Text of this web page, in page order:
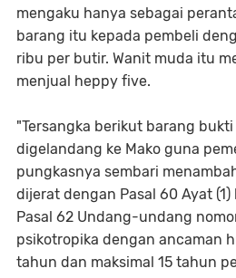
mengaku hanya sebagai
barang itu kepada pembeli
ribu per butir. Wanit muda itu
menjual heppy five.
"Tersangka berikut barang
digelandang ke Mako guna
pungkasnya sembari
dijerat dengan Pasal 60 Ayat
Pasal 62 Undang-undang
psikotropika dengan ancaman
tahun dan maksimal 15 tahun